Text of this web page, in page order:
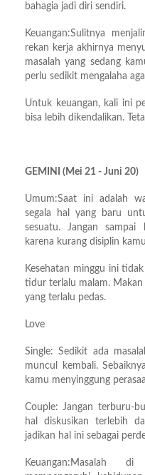
bahagia jadi diri sendiri.
Keuangan:Sulitnya
rekan kerja akhirnya
masalah yang sedang
perlu sedikit mengalaha
Untuk keuangan, kali ini
bisa lebih dikendalikan.
GEMINI (Mei 21 - Juni 20)
Umum:Saat ini adalah
segala hal yang baru
sesuatu. Jangan sampai
karena kurang disiplin
Kesehatan minggu ini
tidur terlalu malam.
yang terlalu pedas.
Love
Single: Sedikit ada
muncul kembali.
kamu menyinggung
Couple: Jangan terburu-
hal diskusikan terlebih
jadikan hal ini sebagai
Keuangan:Masalah